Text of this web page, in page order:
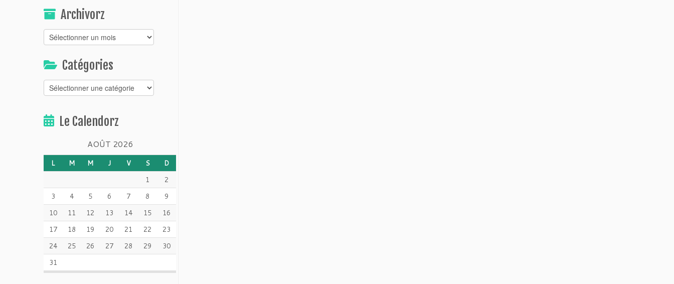
Archivorz
Archivorz
Catégories
Catégories
Le Calendorz
AOÛT 2026
L M M J V S
D
1
2
3
4 5 6 7 8
9
10
11 12 13 14 15
16
17
18 19 20 21 22
23
24
25 26 27 28 29
30
31